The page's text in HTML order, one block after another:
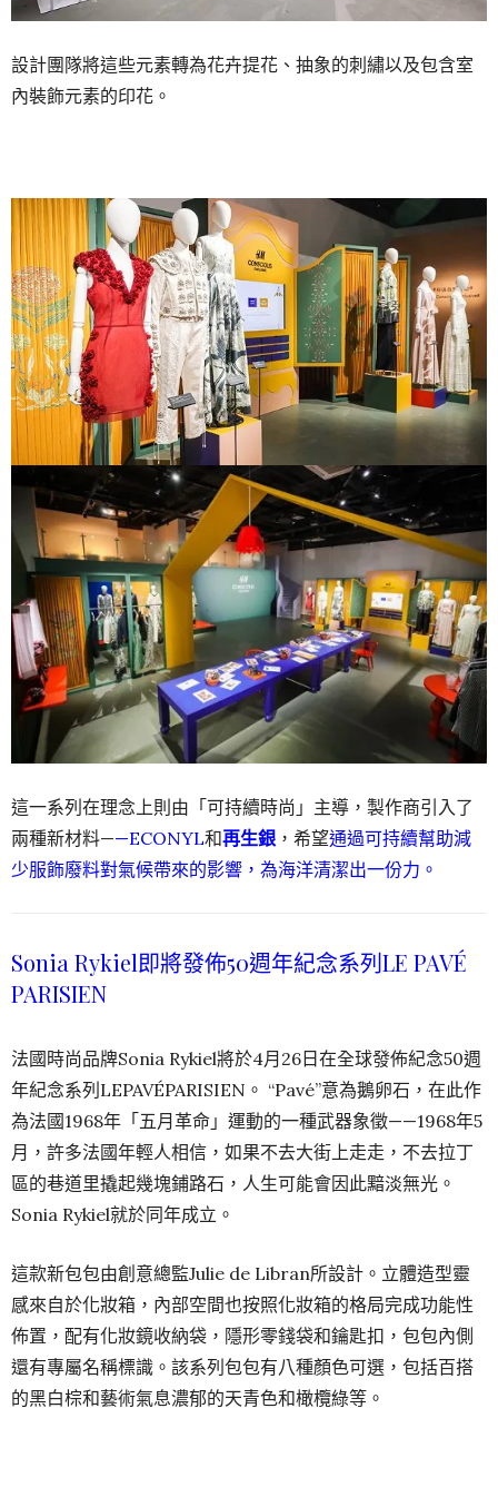
設計團隊將這些元素轉為花卉提花、抽象的刺繡以及包含室
內裝飾元素的印花。
這一系列在理念上則由「可持續時尚」主導，製作商引入了
兩種新材料——ECONYL和再生銀 ，希望通過可持續幫助減
少服飾廢料對氣候帶來的影響，為海洋清潔出一份力。
Sonia Rykiel即將發佈50週年紀念系列LE PAVÉ
PARISIEN
法國時尚品牌Sonia Rykiel將於4月26日在全球發佈紀念50週
年紀念系列LEPAVÉPARISIEN。 “Pavé”意為鵝卵石，在此作
為法國1968年「五月革命」運動的一種武器象徵——1968年5
月，許多法國年輕人相信，如果不去大街上走走，不去拉丁
區的巷道里撬起幾塊鋪路石，人生可能會因此黯淡無光。
Sonia Rykiel就於同年成立。
這款新包包由創意總監Julie de Libran所設計。立體造型靈
感來自於化妝箱，內部空間也按照化妝箱的格局完成功能性
佈置，配有化妝鏡收納袋，隱形零錢袋和鑰匙扣，包包內側
還有專屬名稱標識。該系列包包有八種顏色可選，包括百搭
的黑白棕和藝術氣息濃郁的天青色和橄欖綠等。